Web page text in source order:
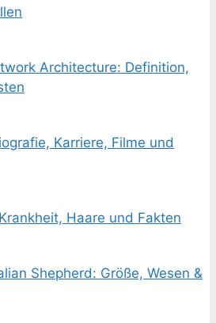
Architecture: Definition,
Karriere, Filme und
Haare und Fakten
Shepherd: Größe, Wesen &